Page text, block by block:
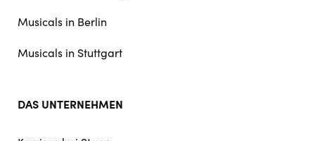
Musicals in Berlin
Musicals in Stuttgart
DAS UNTERNEHMEN